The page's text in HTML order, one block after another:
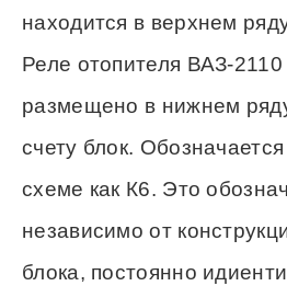
находится в верхнем
Реле отопителя ВАЗ-
размещено в нижнем
счету блок.
схеме как К6. Это
независимо от
блока, постоянно